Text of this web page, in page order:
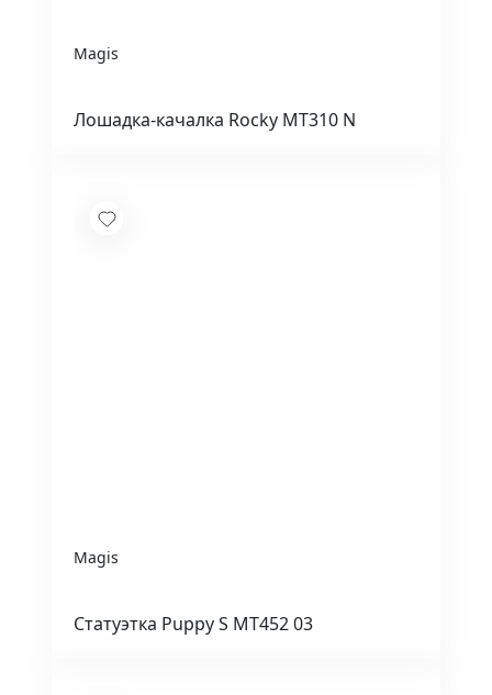
Magis
Лошадка-качалка Rocky MT310 N
Magis
Статуэтка Puppy S MT452 03